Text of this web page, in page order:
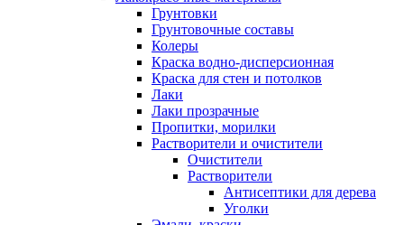
Грунтовки
Грунтовочные составы
Колеры
Краска водно-дисперсионная
Краска для стен и потолков
Лаки
Лаки прозрачные
Пропитки, морилки
Растворители и очистители
Очистители
Растворители
Антисептики для дерева
Уголки